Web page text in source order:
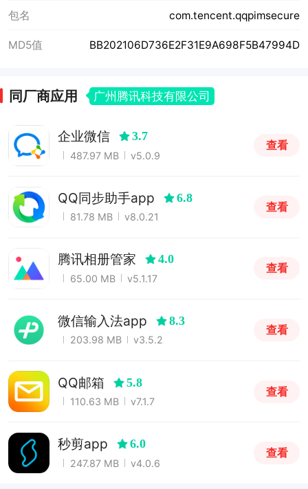
包名 com.tencent.qqpimsecure
MD5值 BB202106D736E2F31E9A698F5B47994D
同厂商应用 广州腾讯科技有限公司
企业微信 3.7
487.97 MB v5.0.9
查看
QQ同步助手app 6.8
81.78 MB v8.0.21
查看
腾讯相册管家 4.0
65.00 MB v5.1.17
查看
微信输入法app 8.3
203.98 MB v3.5.2
查看
QQ邮箱 5.8
110.63 MB v7.1.7
查看
秒剪app 6.0
247.87 MB v4.0.6
查看